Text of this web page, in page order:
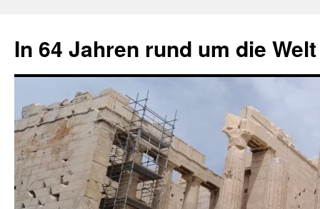
springen
In 64 Jahren rund um die Welt